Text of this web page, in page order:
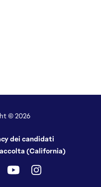
© 2026
dei candidati
(California)